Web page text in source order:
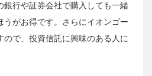
銀行や証券会社で購入しても一緒
うがお得です。さらにイオンゴー
ので、投資信託に興味のある人に